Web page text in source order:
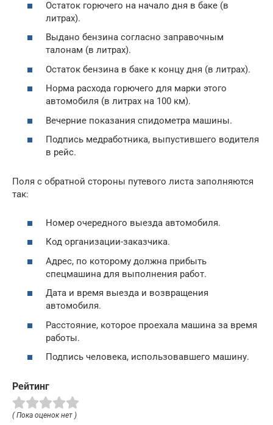
Остаток горючего на начало дня в баке (в
литрах).
Выдано бензина согласно заправочным
талонам (в литрах).
Остаток бензина в баке к концу дня (в литрах).
Норма расхода горючего для марки этого
автомобиля (в литрах на 100 км).
Вечерние показания спидометра машины.
Подпись медработника, выпустившего водителя
в рейс.
Поля с обратной стороны путевого листа заполняются
так:
Номер очередного выезда автомобиля.
Код организации-заказчика.
Адрес, по которому должна прибыть
спецмашина для выполнения работ.
Дата и время выезда и возвращения
автомобиля.
Расстояние, которое проехала машина за время
работы.
Подпись человека, использовавшего машину.
Рейтинг
( Пока оценок нет )